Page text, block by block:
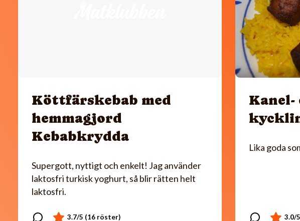
Köttfärskebab med
hemmagjord
Kebabkrydda
Supergott, nyttigt och enkelt! Jag använder
laktosfri turkisk yoghurt, så blir rätten helt
laktosfri.
Kanel-
Lika goda